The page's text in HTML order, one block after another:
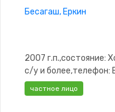
Бесагаш, Еркин
2007 г.п.,состояние:
с/у и более,телефон:
частное лицо